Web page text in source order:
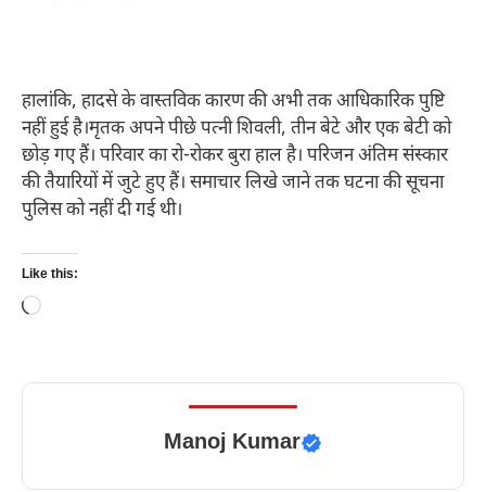
हालांकि, हादसे के वास्तविक कारण की अभी तक आधिकारिक पुष्टि
नहीं हुई है।मृतक अपने पीछे पत्नी शिवली, तीन बेटे और एक बेटी को
छोड़ गए हैं। परिवार का रो-रोकर बुरा हाल है। परिजन अंतिम संस्कार
की तैयारियों में जुटे हुए हैं। समाचार लिखे जाने तक घटना की सूचना
पुलिस को नहीं दी गई थी।
Like this:
Loading…
Manoj Kumar